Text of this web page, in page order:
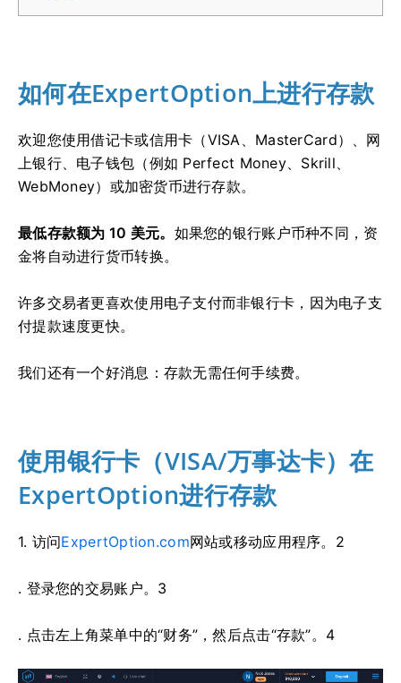
如何在ExpertOption上进行存款
欢迎您使用借记卡或信用卡（VISA、MasterCard）、网
上银行、电子钱包（例如 Perfect Money、Skrill、
WebMoney）或加密货币进行存款。
最低存款额为 10 美元。 如果您的银行账户币种不同，资
金将自动进行货币转换。
许多交易者更喜欢使用电子支付而非银行卡，因为电子支
付提款速度更快。
我们还有一个好消息：存款无需任何手续费。
使用银行卡（VISA/万事达卡）在
ExpertOption进行存款
1. 访问ExpertOption.com网站或移动应用程序。2
. 登录您的交易账户。3
. 点击左上角菜单中的“财务”，然后点击“存款”。4